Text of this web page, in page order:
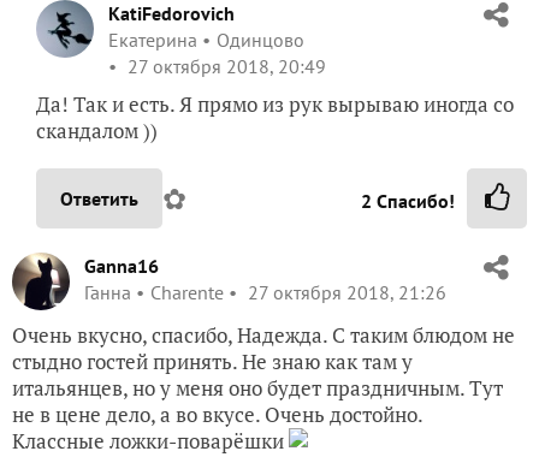
KatiFedorovich
Екатерина
Одинцово
27 октября 2018, 20:49
Да! Так и есть. Я прямо из рук вырываю иногда со
скандалом ))
Ответить ✿ 2 Спасибо!
Ganna16
Ганна
Charente 27 октября 2018, 21:26
Очень вкусно, спасибо, Надежда. С таким блюдом не
стыдно гостей принять. Не знаю как там у
итальянцев, но у меня оно будет праздничным. Тут
не в цене дело, а во вкусе. Очень достойно.
Классные ложки-поварёшки